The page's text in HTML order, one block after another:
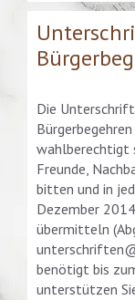
Die
wahlberechtigt
Freunde,
bitten und in
Dezember
übermitteln
benötigt bis
unterstützen